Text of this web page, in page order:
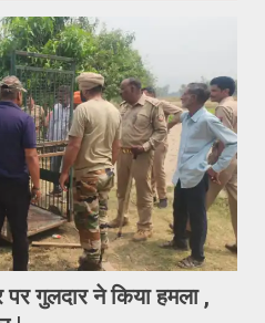
पर गुलदार ने किया हमला ,